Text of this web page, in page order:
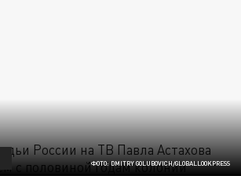
ФОТО: DMITRY GOLUBOVICH/GLOBALLOOKPRESS